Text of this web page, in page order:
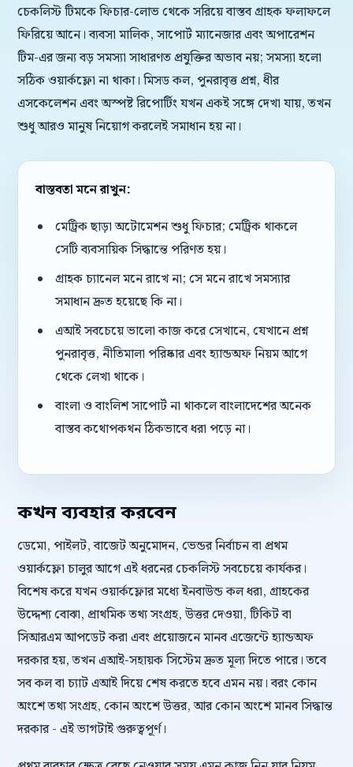
চেকলিস্ট টিমকে ফিচার-লোভ থেকে সরিয়ে বাস্তব গ্রাহক ফলাফলে
ফিরিয়ে আনে। ব্যবসা মালিক, সাপোর্ট ম্যানেজার এবং অপারেশন
টিম-এর জন্য বড় সমস্যা সাধারণত প্রযুক্তির অভাব নয়; সমস্যা হলো
সঠিক ওয়ার্কফ্লো না থাকা। মিসড কল, পুনরাবৃত্ত প্রশ্ন, ধীর
এসকেলেশন এবং অস্পষ্ট রিপোর্টিং যখন একই সঙ্গে দেখা যায়, তখন
শুধু আরও মানুষ নিয়োগ করলেই সমাধান হয় না।
বাস্তবতা মনে রাখুন:
মেট্রিক ছাড়া অটোমেশন শুধু ফিচার; মেট্রিক থাকলে
সেটি ব্যবসায়িক সিদ্ধান্তে পরিণত হয়।
গ্রাহক চ্যানেল মনে রাখে না; সে মনে রাখে সমস্যার
সমাধান দ্রুত হয়েছে কি না।
এআই সবচেয়ে ভালো কাজ করে সেখানে, যেখানে প্রশ্ন
পুনরাবৃত্ত, নীতিমালা পরিষ্কার এবং হ্যান্ডঅফ নিয়ম আগে
থেকে লেখা থাকে।
বাংলা ও বাংলিশ সাপোর্ট না থাকলে বাংলাদেশের অনেক
বাস্তব কথোপকথন ঠিকভাবে ধরা পড়ে না।
কখন ব্যবহার করবেন
ডেমো, পাইলট, বাজেট অনুমোদন, ভেন্ডর নির্বাচন বা প্রথম
ওয়ার্কফ্লো চালুর আগে এই ধরনের চেকলিস্ট সবচেয়ে কার্যকর।
বিশেষ করে যখন ওয়ার্কফ্লোর মধ্যে ইনবাউন্ড কল ধরা, গ্রাহকের
উদ্দেশ্য বোঝা, প্রাথমিক তথ্য সংগ্রহ, উত্তর দেওয়া, টিকিট বা
সিআরএম আপডেট করা এবং প্রয়োজনে মানব এজেন্টে হ্যান্ডঅফ
দরকার হয়, তখন এআই-সহায়ক সিস্টেম দ্রুত মূল্য দিতে পারে। তবে
সব কল বা চ্যাট এআই দিয়ে শেষ করতে হবে এমন নয়। বরং কোন
অংশে তথ্য সংগ্রহ, কোন অংশে উত্তর, আর কোন অংশে মানব সিদ্ধান্ত
দরকার - এই ভাগটাই গুরুত্বপূর্ণ।